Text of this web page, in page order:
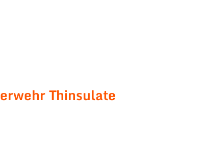
Thinsulate